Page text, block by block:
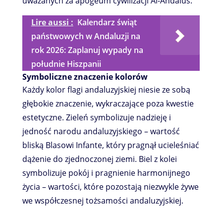
Lire aussi : Kalendarz świąt
państwowych w Andaluzji na
rok 2026: Zaplanuj wypady na
południe Hiszpanii
Symboliczne znaczenie kolorów
Każdy kolor flagi andaluzyjskiej niesie ze sobą
głębokie znaczenie, wykraczające poza kwestie
estetyczne. Zieleń symbolizuje nadzieję i
jedność narodu andaluzyjskiego – wartość
bliską Blasowi Infante, który pragnął ucieleśniać
dążenie do zjednoczonej ziemi. Biel z kolei
symbolizuje pokój i pragnienie harmonijnego
życia – wartości, które pozostają niezwykle żywe
we współczesnej tożsamości andaluzyjskiej.